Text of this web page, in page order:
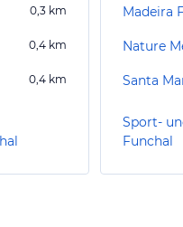
0,3 km
0,4 km
0,4 km
Madeira
Nature
Santa
Sport-
Funchal